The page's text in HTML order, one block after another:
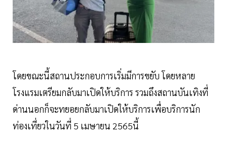
โดยขณะนี้สถานประกอบการเริ่มมีการขยับ โดยหลาย
โรงแรมเตรียมกลับมาเปิดให้บริการ รวมถึงสถานบันเทิงที่
ด่านนอกก็จะทยอยกลับมาเปิดให้บริการเพื่อบริการนัก
ท่องเที่ยวในวันที่ 5 เมษายน 2565นี้